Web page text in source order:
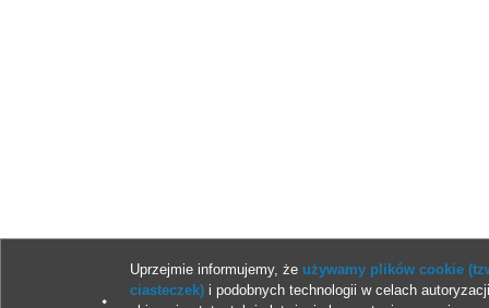
Uprzejmie informujemy, że używamy plików cookie
ciasteczek)i podobnych technologii w celach